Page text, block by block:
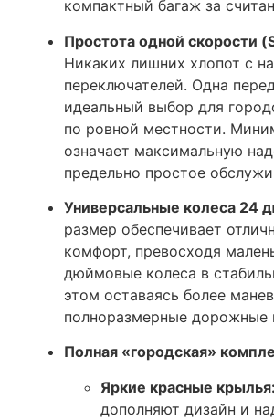
компактный багаж за
Простота одной скорости
Никаких лишних хлопот с
переключателей. Одна
идеальный выбор для
по ровной местности.
означает максимальную
предельно простое
Универсальные колеса 24
размер обеспечивает
комфорт, превосходя
дюймовые колеса в
этом оставаясь более
полноразмерные дорожные
Полная «городская»
Яркие красные крылья:
дополняют дизайн и